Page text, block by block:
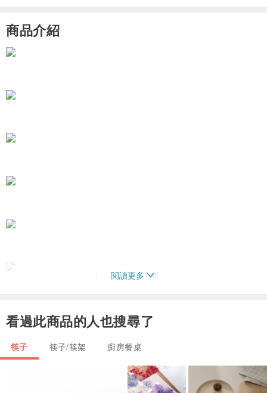
商品介紹
閱讀更多
看過此商品的人也搜尋了
筷子 筷子/筷架 廚房餐桌